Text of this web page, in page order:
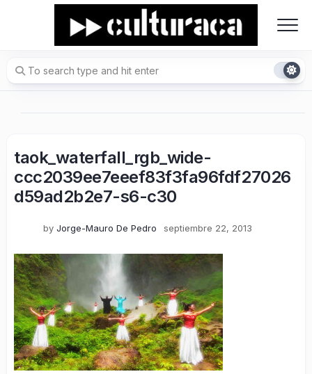
taok_waterfall_rgb_wide-
ccc2039ee7eeef83f3fa96fdf27026
d59ad2b2e7-s6-c30
by Jorge-Mauro De Pedro septiembre 22, 2013